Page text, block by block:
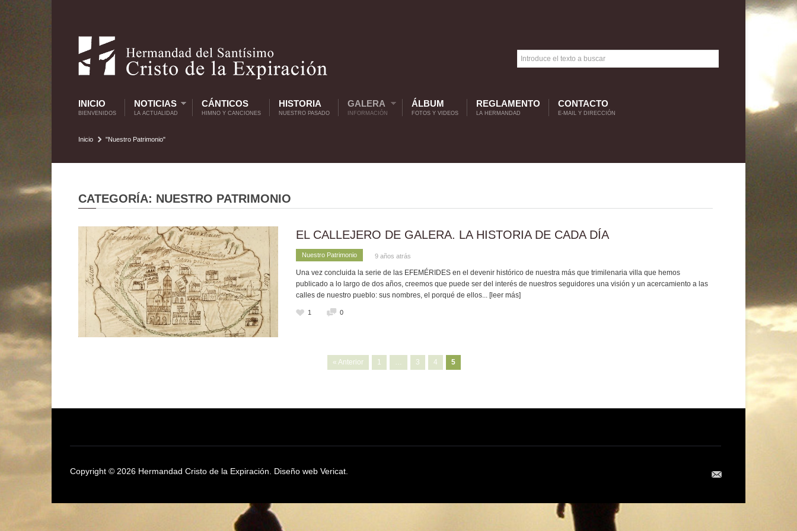
INICIO
BIENVENIDOS
NOTICIAS
LA ACTUALIDAD
CÁNTICOS
HIMNO Y CANCIONES
HISTORIA
NUESTRO PASADO
GALERA
INFORMACIÓN
ÁLBUM
FOTOS Y VIDEOS
REGLAMENTO
LA HERMANDAD
CONTACTO
E-MAIL Y DIRECCIÓN
Inicio "Nuestro Patrimonio"
CATEGORÍA: NUESTRO PATRIMONIO
EL CALLEJERO DE GALERA. LA HISTORIA DE CADA DÍA
Nuestro Patrimonio 9 años atrás
Una vez concluida la serie de las EFEMÉRIDES en el devenir histórico de nuestra más que trimilenaria villa que hemos
publicado a lo largo de dos años, creemos que puede ser del interés de nuestros seguidores una visión y un acercamiento a las
calles de nuestro pueblo: sus nombres, el porqué de ellos... [leer más]
1 0
« Anterior 1 … 3 4 5
Copyright © 2026 Hermandad Cristo de la Expiración. Diseño web Vericat.